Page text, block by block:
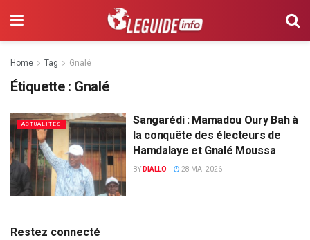
Home Tag Gnalé
Étiquette : Gnalé
ACTUALITÉS
Sangarédi : Mamadou Oury Bah à
la conquête des électeurs de
Hamdalaye et Gnalé Moussa
BY DIALLO 28 MAI 2026
Restez connecté